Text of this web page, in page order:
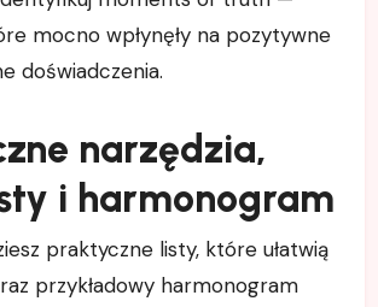
mocno wpłynęły na pozytywne
doświadczenia.
narzędzia,
i harmonogram
praktyczne listy, które ułatwią
przykładowy harmonogram